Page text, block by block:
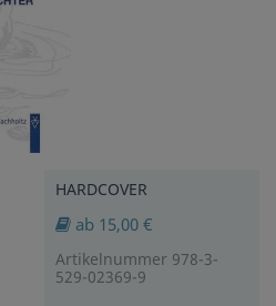
HARDCOVER
ab 15,00 €
Artikelnummer 978-3-
529-02369-9